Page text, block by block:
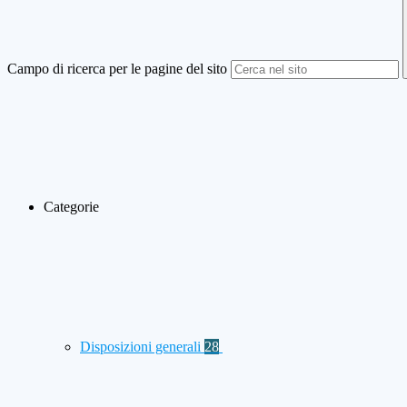
Campo di ricerca per le pagine del sito
Categorie
Disposizioni generali 28